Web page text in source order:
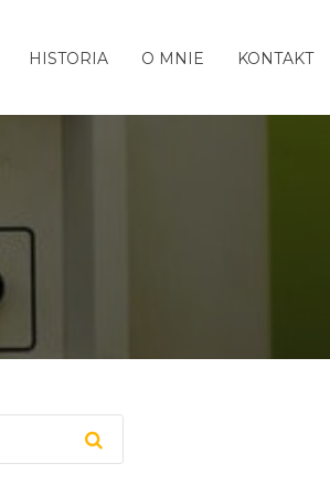
HISTORIA O MNIE KONTAKT